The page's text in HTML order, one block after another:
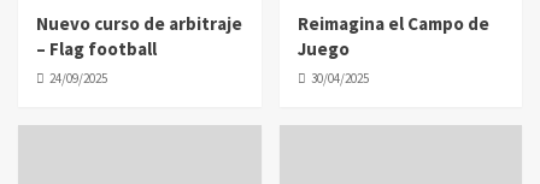
Nuevo curso de arbitraje
– Flag football
24/09/2025
Reimagina el Campo de
Juego
30/04/2025